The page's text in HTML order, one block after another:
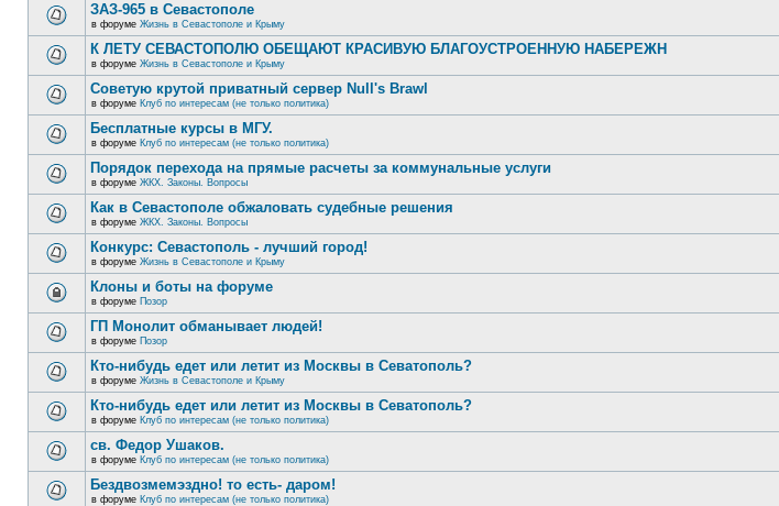
ЗАЗ-965 в Севастополе
в форуме Жизнь в Севастополе и Крыму
К ЛЕТУ СЕВАСТОПОЛЮ ОБЕЩАЮТ КРАСИВУЮ БЛАГОУСТРОЕННУЮ НАБЕРЕЖН
в форуме Жизнь в Севастополе и Крыму
Советую крутой приватный сервер Null's Brawl
в форуме Клуб по интересам (не только политика)
Бесплатные курсы в МГУ.
в форуме Клуб по интересам (не только политика)
Порядок перехода на прямые расчеты за коммунальные услуги
в форуме ЖКХ. Законы. Вопросы
Как в Севастополе обжаловать судебные решения
в форуме ЖКХ. Законы. Вопросы
Конкурс: Севастополь - лучший город!
в форуме Жизнь в Севастополе и Крыму
Клоны и боты на форуме
в форуме Позор
ГП Монолит обманывает людей!
в форуме Позор
Кто-нибудь едет или летит из Москвы в Севатополь?
в форуме Жизнь в Севастополе и Крыму
Кто-нибудь едет или летит из Москвы в Севатополь?
в форуме Клуб по интересам (не только политика)
св. Федор Ушаков.
в форуме Клуб по интересам (не только политика)
Бездвозмемэздно! то есть- даром!
в форуме Клуб по интересам (не только политика)